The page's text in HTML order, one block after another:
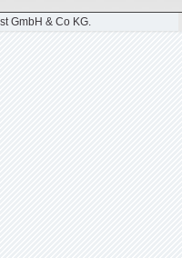
GmbH & Co KG.